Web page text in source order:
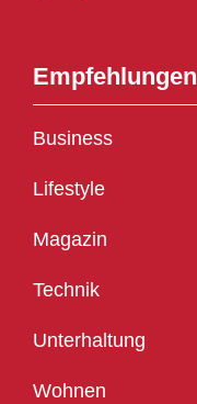
Empfehlungen
Business
Lifestyle
Magazin
Technik
Unterhaltung
Wohnen